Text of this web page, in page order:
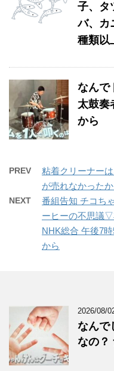
子、タ
バ、カ
種類以
なんで
太鼓奏
から
PREV
粘着クリーナー
が売れなかった
NEXT
番組告知 チコち
ーヒーの不思議▽
NHK総合 午後7
から
2026/08/
なんで
なの？